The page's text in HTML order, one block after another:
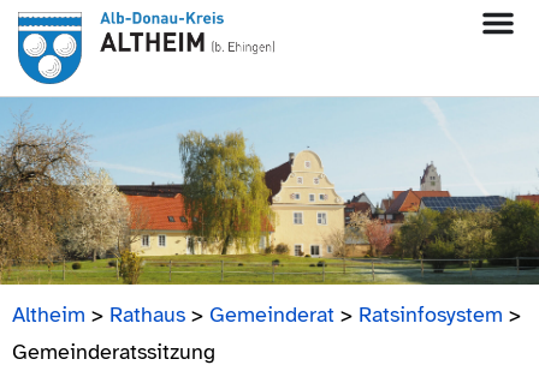
Altheim > Rathaus > Gemeinderat > Ratsinfosystem >
Gemeinderatssitzung